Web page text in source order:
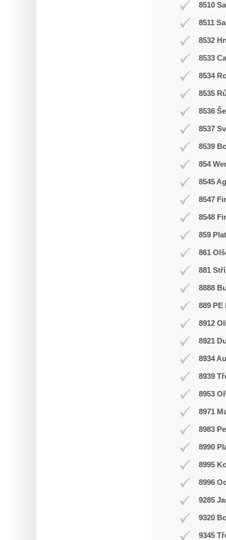
8510
8511
8532
8533
8534
8535
8536
8537
8539
854
8545
8547
8548
859
861
881
8888
889 PE
8912
8921
8934
8939
8953
8971
8983
8990
8995
8996
9285
9320
9345